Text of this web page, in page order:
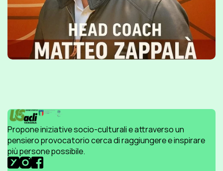
Propone iniziative socio-culturali e attraverso un
pensiero provocatorio cerca di raggiungere e inspirare
più persone possibile.